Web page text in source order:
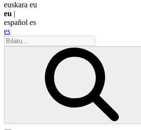
euskara eu
eu |
español es
es